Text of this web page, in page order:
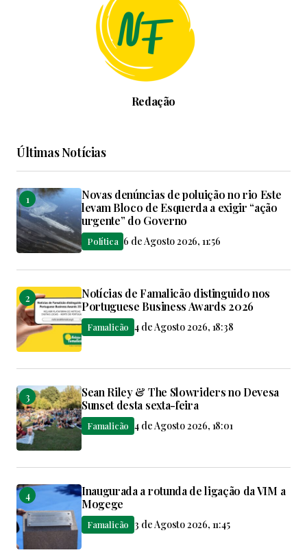
Redação
Últimas Notícias
Novas denúncias de poluição no rio Este
levam Bloco de Esquerda a exigir “ação
urgente” do Governo
Política 6 de Agosto 2026, 11:56
Notícias de Famalicão distinguido nos
Portuguese Business Awards 2026
Famalicão 4 de Agosto 2026, 18:38
Sean Riley & The Slowriders no Devesa
Sunset desta sexta-feira
Famalicão 4 de Agosto 2026, 18:01
Inaugurada a rotunda de ligação da VIM a
Mogege
Famalicão 3 de Agosto 2026, 11:45